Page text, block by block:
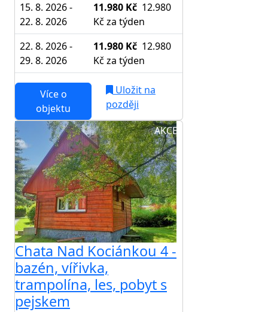
15. 8. 2026 -
22. 8. 2026
11.980 Kč 12.980
Kč za týden
22. 8. 2026 -
29. 8. 2026
11.980 Kč 12.980
Kč za týden
Více o
objektu
Uložit na
později
AKCE
Chata Nad Kociánkou 4 -
bazén, vířivka,
trampolína, les, pobyt s
pejskem